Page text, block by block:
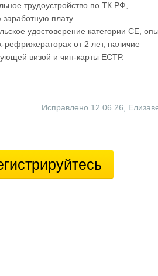
трудоустройство по ТК РФ,
плату.
удостоверение категории CE,
рефрижераторах от 2 лет, наличие
визой и чип-карты ЕСТР.
Исправлено 12.06.26